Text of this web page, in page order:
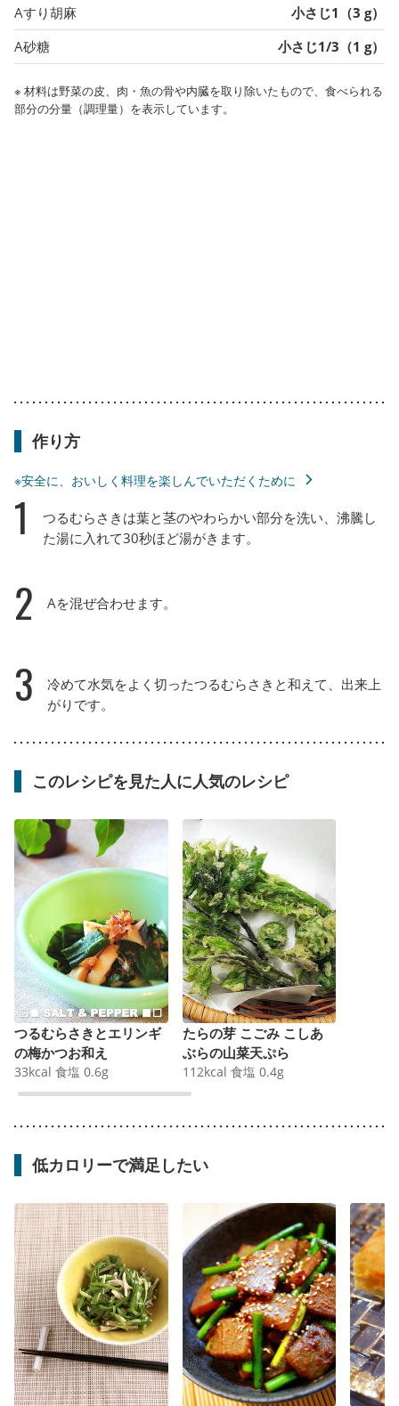
Aすり胡麻
小さじ1（3 g）
A砂糖
小さじ1/3（1 g）
※ 材料は野菜の皮、肉・魚の骨や内臓を取り除いたもので、食べられる
部分の分量（調理量）を表示しています。
作り方
※安全に、おいしく料理を楽しんでいただくために
1
つるむらさきは葉と茎のやわらかい部分を洗い、沸騰し
た湯に入れて30秒ほど湯がきます。
2 Aを混ぜ合わせます。
3
冷めて水気をよく切ったつるむらさきと和えて、出来上
がりです。
このレシピを見た人に人気のレシピ
つるむらさきとエリンギ
の梅かつお和え
33kcal 食塩 0.6g
たらの芽 こごみ こしあ
ぶらの山菜天ぷら
112kcal 食塩 0.4g
低カロリーで満足したい